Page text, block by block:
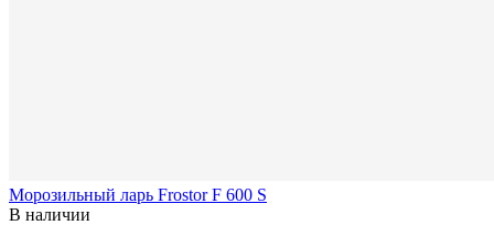
Морозильный ларь Frostor F 600 S
В наличии